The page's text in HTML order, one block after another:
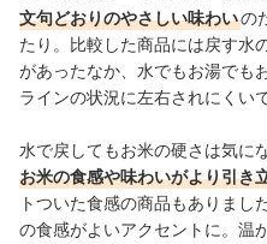
文句どおりのやさしい味わいの
たり。比較した商品には戻す水
があったなか、 水でもお湯でも
ラインの状況に左右されにくい
水で戻してもお米の硬さは気に
お米の食感や味わいがより引き
トついた食感の商品もありまし
の食感がよいアクセントに。温